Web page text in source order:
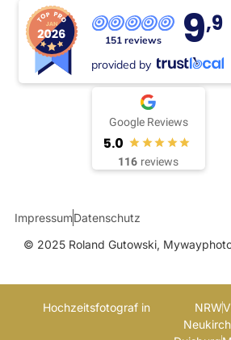
© 2025 Roland Gutowski,
151 reviews 9,9
provided by
Google Reviews
5.0
116 reviews
ImpressumDatenschutz
Hochzeitsfotograf in NRW